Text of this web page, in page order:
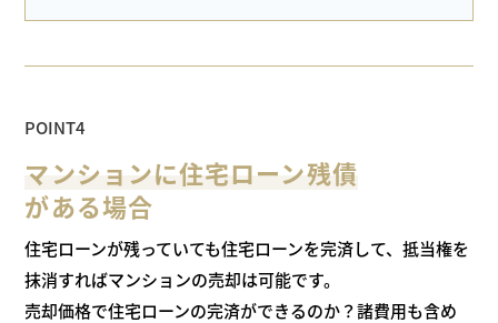
POINT4
マンションに住宅ローン残債
がある場合
住宅ローンが残っていても住宅ローンを完済して、抵当権を
抹消すればマンションの売却は可能です。
売却価格で住宅ローンの完済ができるのか？諸費用も含め